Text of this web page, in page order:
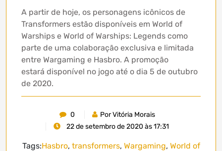
A partir de hoje, os personagens icônicos de
Transformers estão disponíveis em World of
Warships e World of Warships: Legends como
parte de uma colaboração exclusiva e limitada
entre Wargaming e Hasbro. A promoção
estará disponível no jogo até o dia 5 de outubro
de 2020.
0
Por Vitória Morais
22 de setembro de 2020 às 17:31
Tags:Hasbro, transformers, Wargaming, World of